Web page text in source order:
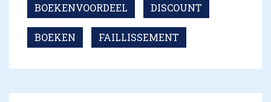
BOEKENVOORDEEL DISCOUNT
BOEKEN FAILLISSEMENT